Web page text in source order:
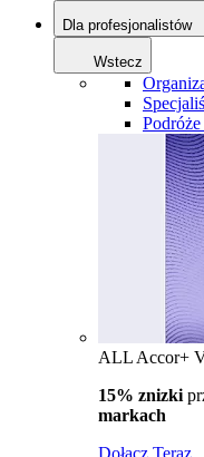
Dla profesjonalistów
Wstecz
Podróże
ALL Accor+
15% znizki
markach
Dołącz Teraz